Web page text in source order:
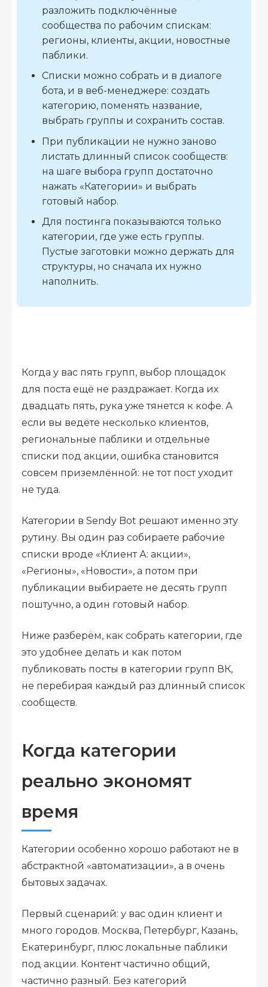
разложить подключённые
сообщества по рабочим спискам:
регионы, клиенты, акции, новостные
паблики.
Списки можно собрать и в диалоге
бота, и в веб-менеджере: создать
категорию, поменять название,
выбрать группы и сохранить состав.
При публикации не нужно заново
листать длинный список сообществ:
на шаге выбора групп достаточно
нажать «Категории» и выбрать
готовый набор.
Для постинга показываются только
категории, где уже есть группы.
Пустые заготовки можно держать для
структуры, но сначала их нужно
наполнить.
Когда у вас пять групп, выбор площадок
для поста ещё не раздражает. Когда их
двадцать пять, рука уже тянется к кофе. А
если вы ведёте несколько клиентов,
региональные паблики и отдельные
списки под акции, ошибка становится
совсем приземлённой: не тот пост уходит
не туда.
Категории в Sendy Bot решают именно эту
рутину. Вы один раз собираете рабочие
списки вроде «Клиент А: акции»,
«Регионы», «Новости», а потом при
публикации выбираете не десять групп
поштучно, а один готовый набор.
Ниже разберём, как собрать категории, где
это удобнее делать и как потом
публиковать посты в категории групп ВК,
не перебирая каждый раз длинный список
сообществ.
Когда категории
реально экономят
время
Категории особенно хорошо работают не в
абстрактной «автоматизации», а в очень
бытовых задачах.
Первый сценарий: у вас один клиент и
много городов. Москва, Петербург, Казань,
Екатеринбург, плюс локальные паблики
под акции. Контент частично общий,
частично разный. Без категорий